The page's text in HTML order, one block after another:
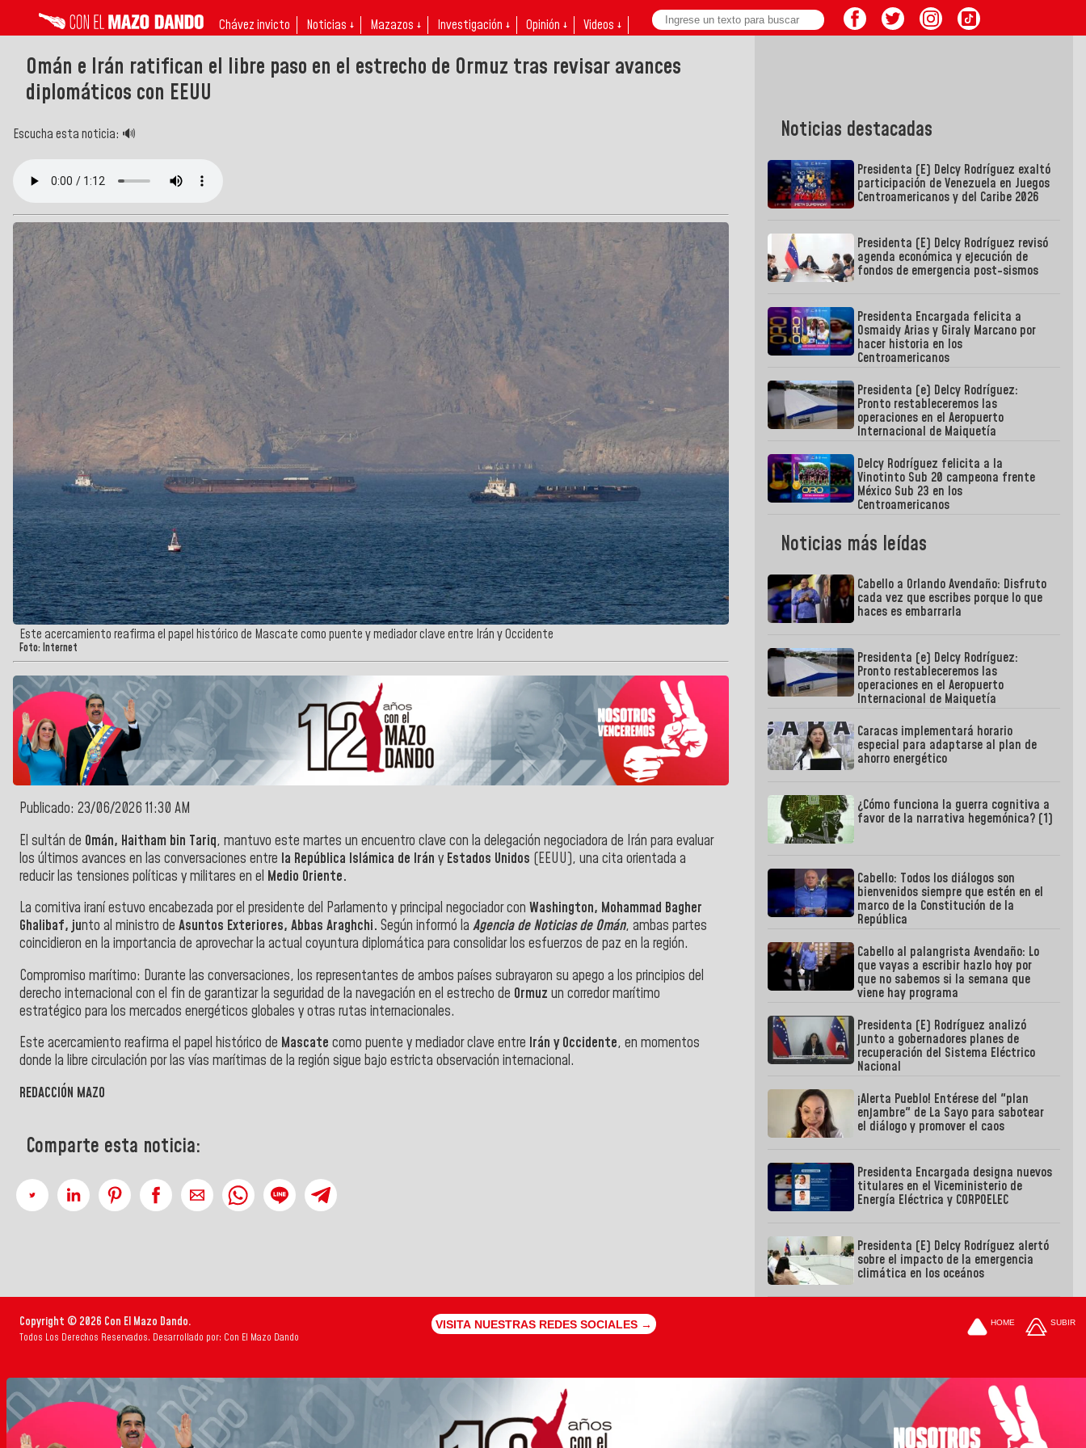
Chávez invicto Noticias ↓ Mazazos ↓ Investigación ↓ Opinión ↓ Videos ↓
Omán e Irán ratifican el libre paso en el estrecho de Ormuz tras revisar avances
diplomáticos con EEUU
Escucha esta noticia: 🔊
Este acercamiento reafirma el papel histórico de Mascate como puente y mediador clave entre Irán y Occidente
Foto: Internet
Publicado: 23/06/2026 11:30 AM
El sultán de Omán, Haitham bin Tariq, mantuvo este martes un encuentro clave con la delegación negociadora de Irán para evaluar
los últimos avances en las conversaciones entre la República Islámica de Irán y Estados Unidos (EEUU), una cita orientada a
reducir las tensiones políticas y militares en el Medio Oriente.
La comitiva iraní estuvo encabezada por el presidente del Parlamento y principal negociador con Washington, Mohammad Bagher
Ghalibaf, junto al ministro de Asuntos Exteriores, Abbas Araghchi. Según informó la Agencia de Noticias de Omán, ambas partes
coincidieron en la importancia de aprovechar la actual coyuntura diplomática para consolidar los esfuerzos de paz en la región.
Compromiso marítimo: Durante las conversaciones, los representantes de ambos países subrayaron su apego a los principios del
derecho internacional con el fin de garantizar la seguridad de la navegación en el estrecho de Ormuz un corredor marítimo
estratégico para los mercados energéticos globales y otras rutas internacionales.
Este acercamiento reafirma el papel histórico de Mascate como puente y mediador clave entre Irán y Occidente, en momentos
donde la libre circulación por las vías marítimas de la región sigue bajo estricta observación internacional.
REDACCIÓN MAZO
Comparte esta noticia:
Noticias destacadas
Presidenta (E) Delcy Rodríguez exaltó
participación de Venezuela en Juegos
Centroamericanos y del Caribe 2026
Presidenta (E) Delcy Rodríguez revisó
agenda económica y ejecución de
fondos de emergencia post-sismos
Presidenta Encargada felicita a
Osmaidy Arias y Giraly Marcano por
hacer historia en los
Centroamericanos
Presidenta (e) Delcy Rodríguez:
Pronto restableceremos las
operaciones en el Aeropuerto
Internacional de Maiquetía
Delcy Rodríguez felicita a la
Vinotinto Sub 20 campeona frente
México Sub 23 en los
Centroamericanos
Noticias más leídas
Cabello a Orlando Avendaño: Disfruto
cada vez que escribes porque lo que
haces es embarrarla
Presidenta (e) Delcy Rodríguez:
Pronto restableceremos las
operaciones en el Aeropuerto
Internacional de Maiquetía
Caracas implementará horario
especial para adaptarse al plan de
ahorro energético
¿Cómo funciona la guerra cognitiva a
favor de la narrativa hegemónica? (1)
Cabello: Todos los diálogos son
bienvenidos siempre que estén en el
marco de la Constitución de la
República
Cabello al palangrista Avendaño: Lo
que vayas a escribir hazlo hoy por
que no sabemos si la semana que
viene hay programa
Presidenta (E) Rodríguez analizó
junto a gobernadores planes de
recuperación del Sistema Eléctrico
Nacional
¡Alerta Pueblo! Entérese del "plan
enjambre" de La Sayo para sabotear
el diálogo y promover el caos
Presidenta Encargada designa nuevos
titulares en el Viceministerio de
Energía Eléctrica y CORPOELEC
Presidenta (E) Delcy Rodríguez alertó
sobre el impacto de la emergencia
climática en los oceános
Copyright © 2026 Con El Mazo Dando.
Todos Los Derechos Reservados. Desarrollado por: Con El Mazo Dando
VISITA NUESTRAS REDES SOCIALES → HOME SUBIR